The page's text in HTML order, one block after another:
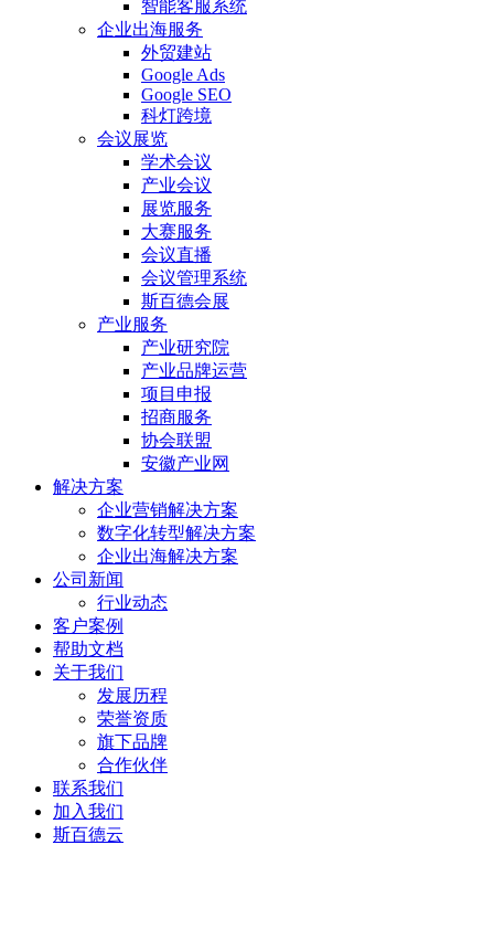
智能客服系统
企业出海服务
外贸建站
Google Ads
Google SEO
科灯跨境
会议展览
学术会议
产业会议
展览服务
大赛服务
会议直播
会议管理系统
斯百德会展
产业服务
产业研究院
产业品牌运营
项目申报
招商服务
协会联盟
安徽产业网
解决方案
企业营销解决方案
数字化转型解决方案
企业出海解决方案
公司新闻
行业动态
客户案例
帮助文档
关于我们
发展历程
荣誉资质
旗下品牌
合作伙伴
联系我们
加入我们
斯百德云